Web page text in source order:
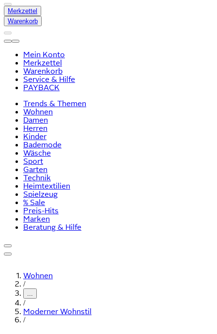
Merkzettel
Warenkorb
Mein Konto
Merkzettel
Warenkorb
Service & Hilfe
PAYBACK
Trends & Themen
Wohnen
Damen
Herren
Kinder
Bademode
Wäsche
Sport
Garten
Technik
Heimtextilien
Spielzeug
% Sale
Preis-Hits
Marken
Beratung & Hilfe
Wohnen
/
...
/
Moderner Wohnstil
/